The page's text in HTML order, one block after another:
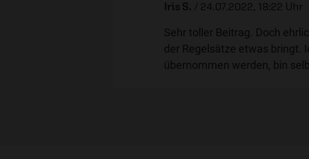
Iris S. / 24.07.2022, 18:22 Uhr
Sehr toller Beitrag. Doch
der Regelsätze etwas bringt.
übernommen werden, bin